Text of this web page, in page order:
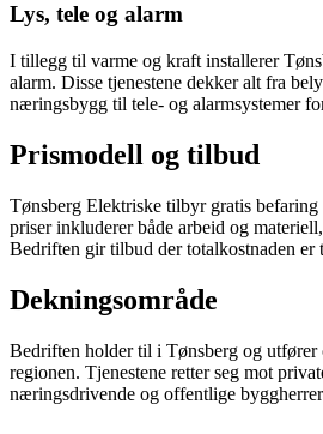
Lys, tele og alarm
I tillegg til varme og kraft installerer
alarm. Disse tjenestene dekker alt fra
næringsbygg til tele- og alarmsystemer
Prismodell og tilbud
Tønsberg Elektriske tilbyr gratis
priser inkluderer både arbeid og
Bedriften gir tilbud der totalkostnaden er
Dekningsområde
Bedriften holder til i Tønsberg og utfører
regionen. Tjenestene retter seg mot
næringsdrivende og offentlige